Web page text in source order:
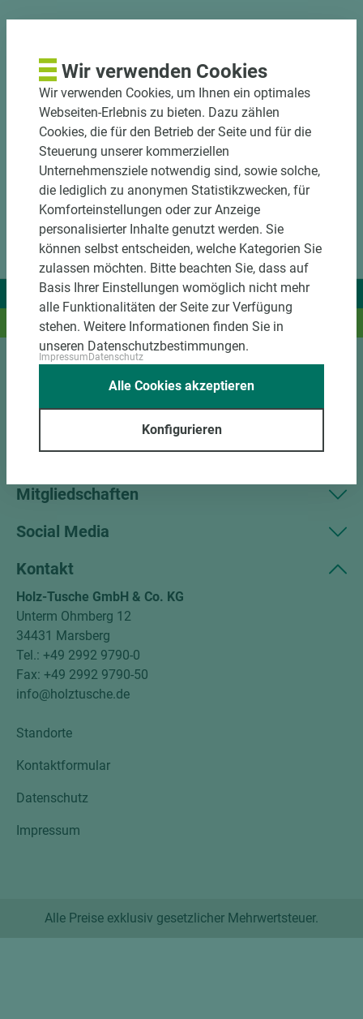
DOWNLOADS
Wir liefern Ideen.
Und das passende Holz dazu.
Unternehmen
Mitgliedschaften
Social Media
Kontakt
Holz-Tusche GmbH & Co. KG
Unterm Ohmberg 12
34431 Marsberg
Tel.: +49 2992 9790-0
Fax: +49 2992 9790-50
info@holztusche.de
Standorte
Kontaktformular
Datenschutz
Impressum
Alle Preise exklusiv gesetzlicher Mehrwertsteuer.
Wir verwenden Cookies
Wir verwenden Cookies, um Ihnen ein optimales
Webseiten-Erlebnis zu bieten. Dazu zählen
Cookies, die für den Betrieb der Seite und für die
Steuerung unserer kommerziellen
Unternehmensziele notwendig sind, sowie solche,
die lediglich zu anonymen Statistikzwecken, für
Komforteinstellungen oder zur Anzeige
personalisierter Inhalte genutzt werden. Sie
können selbst entscheiden, welche Kategorien Sie
zulassen möchten. Bitte beachten Sie, dass auf
Basis Ihrer Einstellungen womöglich nicht mehr
alle Funktionalitäten der Seite zur Verfügung
stehen. Weitere Informationen finden Sie in
unseren Datenschutzbestimmungen.
ImpressumDatenschutz
Konfigurieren
Alle Cookies akzeptieren